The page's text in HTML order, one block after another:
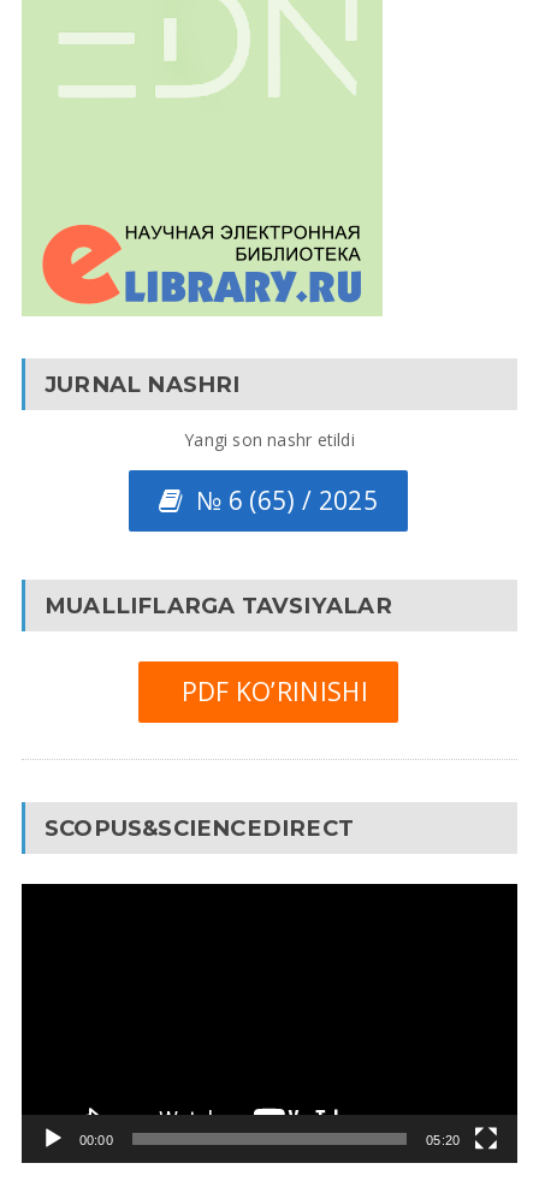
JURNAL NASHRI
Yangi son nashr etildi
№ 6 (65) / 2025
MUALLIFLARGA TAVSIYALAR
PDF KO’RINISHI
SCOPUS&SCIENCEDIRECT
00:00 05:20